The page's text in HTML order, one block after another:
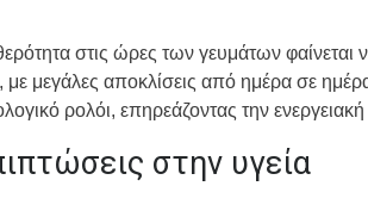
στις ώρες των γευμάτων φαίνεται
μεγάλες αποκλίσεις από ημέρα σε
ρολόι, επηρεάζοντας την
στην υγεία